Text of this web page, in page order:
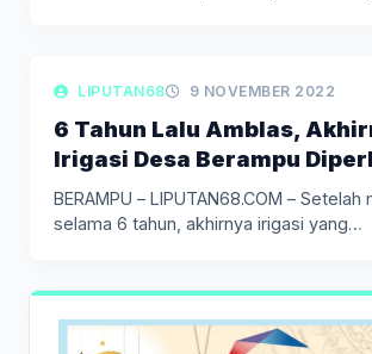
LIPUTAN BERITA
LIPUTAN68 9 NOVEMBER 2022
6 Tahun Lalu Amblas,
Irigasi Desa Berampu
BERAMPU – LIPUTAN68.COM – Setelah
selama 6 tahun, akhirnya irigasi yang…